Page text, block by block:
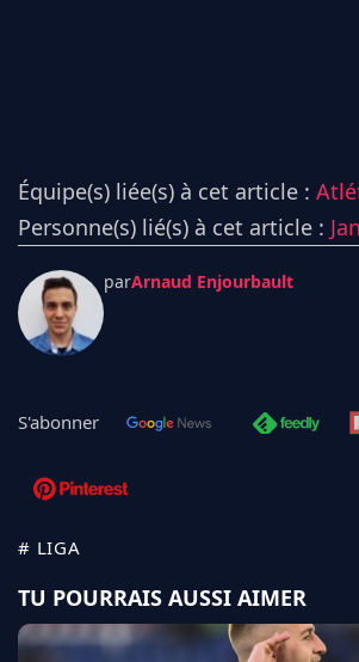
Équipe(s) liée(s) à cet article :
Personne(s) lié(s) à cet article :
parArnaud Enjourbault
S'abonner
# LIGA
TU POURRAIS AUSSI AIMER